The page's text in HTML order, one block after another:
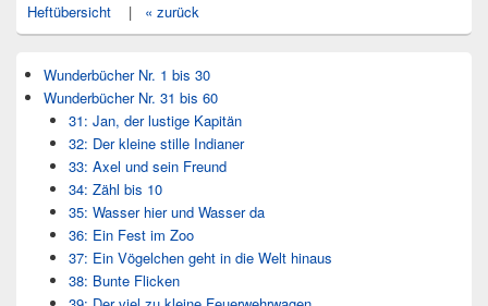
Heftübersicht | « zurück
Wunderbücher Nr. 1 bis 30
Wunderbücher Nr. 31 bis 60
31: Jan, der lustige Kapitän
32: Der kleine stille Indianer
33: Axel und sein Freund
34: Zähl bis 10
35: Wasser hier und Wasser da
36: Ein Fest im Zoo
37: Ein Vögelchen geht in die Welt hinaus
38: Bunte Flicken